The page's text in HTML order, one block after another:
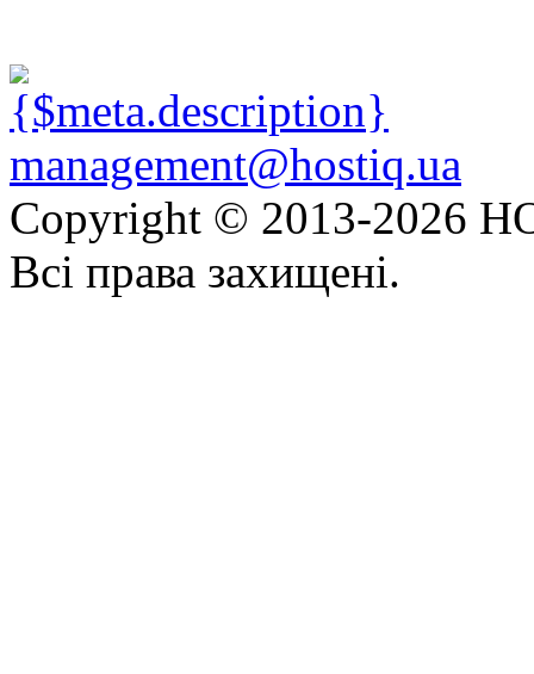
management@hostiq.ua
Copyright © 2013-2026
Всі права захищені.